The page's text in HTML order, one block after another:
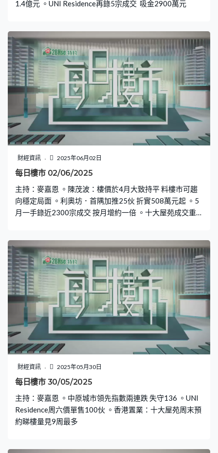
1.4億元 。UNI Residence再錄5宗成交 吸金2900萬元
財經資訊 2025年06月02日
每日樓市 02/06/2025
主持：麥嘉恩 。陳茂波：樓價於4月大致持平 料樓市可趨
向穩定局面 。利奧坊．首隅加推25伙 折實508萬元起 。5
月一手錄近2300宗成交 按月增約一倍 。十大屋苑成交重
財經資訊 2025年05月30日
每日樓市 30/05/2025
主持：麥嘉恩 。中原城市領先指數兩連跌 失守136 。UNI
Residence周六價單售100伙 。香港置業：十大屋苑周末預
約睇樓量見9周最多